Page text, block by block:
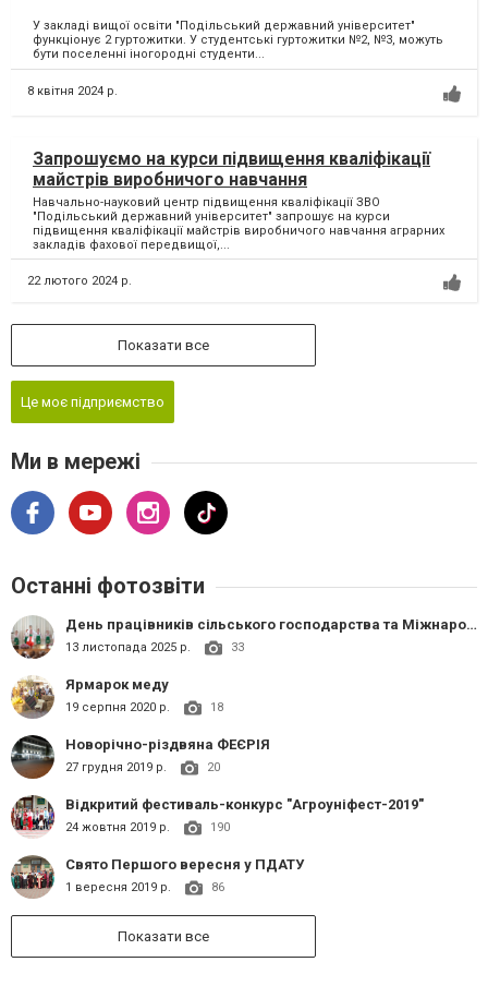
У закладі вищої освіти "Подільський державний університет"
функціонує 2 гуртожитки. У студентські гуртожитки №2, №3, можуть
бути поселенні іногородні студенти...
8 квітня 2024 р.
Запрошуємо на курси підвищення кваліфікації
майстрів виробничого навчання
Навчально-науковий центр підвищення кваліфікації ЗВО
"Подільський державний університет" запрошує на курси
підвищення кваліфікації майстрів виробничого навчання аграрних
закладів фахової передвищої,...
22 лютого 2024 р.
Показати все
Це моє підприємство
Ми в мережі
Останні фотозвіти
День працівників сільського господарства та Міжнародний день студента у ЗВО "Подільський державний університет"
13 листопада 2025 р. 33
Ярмарок меду
19 серпня 2020 р. 18
Новорічно-різдвяна ФЕЄРІЯ
27 грудня 2019 р. 20
Відкритий фестиваль-конкурс "Агроуніфест-2019"
24 жовтня 2019 р. 190
Свято Першого вересня у ПДАТУ
1 вересня 2019 р. 86
Показати все